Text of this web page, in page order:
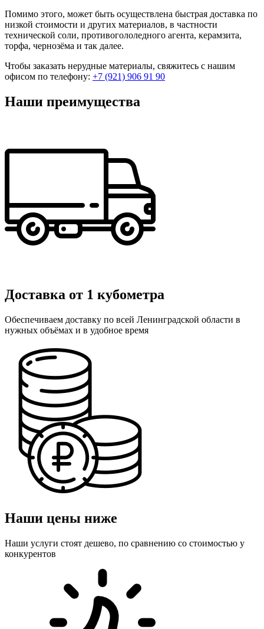
Помимо этого, может быть осуществлена быстрая доставка по
низкой стоимости и других материалов, в частности
технической соли, противогололедного агента, керамзита,
торфа, чернозёма и так далее.
Чтобы заказать нерудные материалы, свяжитесь с нашим
офисом по телефону: +7 (921) 906 91 90
Наши преимущества
Доставка от 1 кубометра
Обеспечиваем доставку по всей Ленинградской области в
нужных объёмах и в удобное время
Наши цены ниже
Наши услуги стоят дешево, по сравнению со стоимостью у
конкурентов